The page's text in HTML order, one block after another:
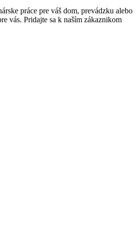
práce pre váš dom, prevádzku alebo
vás. Pridajte sa k naším zákaznikom